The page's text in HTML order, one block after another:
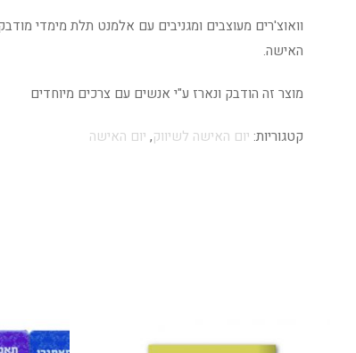
וואוצ'רים מעוצבים ומגניבים עם אלמנט תלת מימדי
האישה.
מוצר זה הודבק ונארז ע"י אנשים עם צרכים מיוחדים
קטגוריות: יום האישה לשיווק, יום האישה